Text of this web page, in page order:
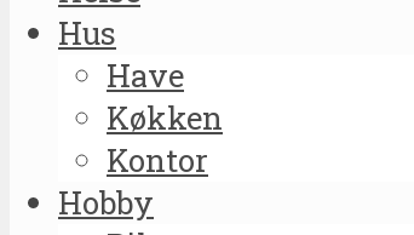
Hus
Have
Køkken
Kontor
Hobby